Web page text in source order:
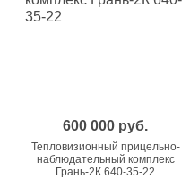
600 000 руб.
Тепловизионный прицельно-
наблюдательный комплекс
Грань-2К 640-35-22